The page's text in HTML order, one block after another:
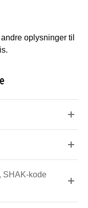
oplysninger til
SHAK-kode